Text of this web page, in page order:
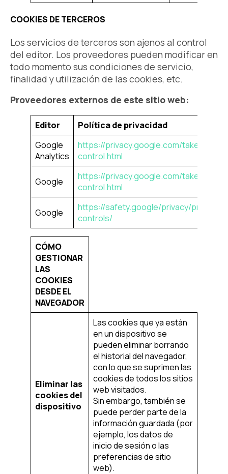
COOKIES DE TERCEROS
Los servicios de terceros son ajenos al control
del editor. Los proveedores pueden modificar en
todo momento sus condiciones de servicio,
finalidad y utilización de las cookies, etc.
Proveedores externos de este sitio web:
Editor
Política de privacidad
Google
Analytics
https://privacy.google.com/take-
control.html
Google
https://privacy.google.com/take-
control.html
Google
https://safety.google/privacy/privacy-
controls/
CÓMO
GESTIONAR
LAS
COOKIES
DESDE EL
NAVEGADOR
Eliminar las
cookies del
dispositivo
Las cookies que ya están
en un dispositivo se
pueden eliminar borrando
el historial del navegador,
con lo que se suprimen las
cookies de todos los sitios
web visitados.
Sin embargo, también se
puede perder parte de la
información guardada (por
ejemplo, los datos de
inicio de sesión o las
preferencias de sitio
web).